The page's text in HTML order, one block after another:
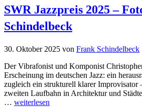
SWR Jazzpreis 2025 –
Schindelbeck
30. Oktober 2025 von Frank Schindelbeck
Der Vibrafonist und Komponist
Erscheinung im deutschen Jazz: ein
zugleich ein strukturell klarer Improvisator
zweiten Laufbahn in Architektur und
… weiterlesen